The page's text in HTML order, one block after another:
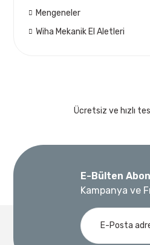
Mengeneler
Wiha Mekanik El Aletleri
Ücretsiz ve hızlı
E-Bülten
Kampanya ve